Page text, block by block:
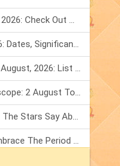
Mercury Transit In Cancer 2026: Check Out What It Brings For You
Shravan Somvar Vrat 2026: Dates, Significance & Rituals In August
Weekly Horoscope 3 To 9 August, 2026: List Of Fasts & Festivals
Numerology Weekly Horoscope: 2 August To 8 August, 2026
Friendship Day 2026: What The Stars Say About Your Best Friend!
Mars Transit In Gemini: Embrace The Period Full Of Energy & Intelligence